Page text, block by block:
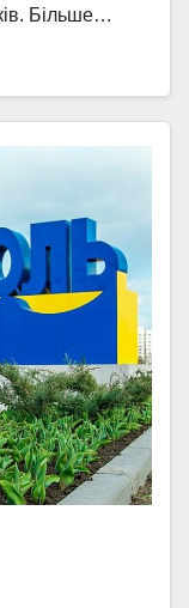
Більше…